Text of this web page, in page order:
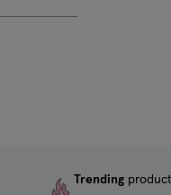
Trending